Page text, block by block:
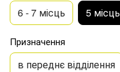
6 - 7 місць 5 місць
Призначення
в переднє відділення